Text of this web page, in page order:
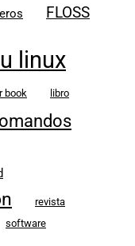
FLOSS
linux
book libro
revista
software